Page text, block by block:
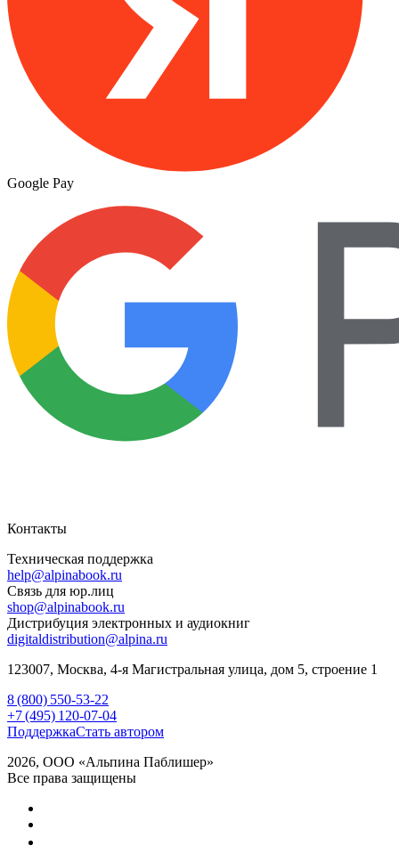
Google Pay
Контакты
Техническая поддержка
help@alpinabook.ru
Связь для юр.лиц
shop@alpinabook.ru
Дистрибуция электронных и аудиокниг
digitaldistribution@alpina.ru
123007, Москва, 4-я Магистральная улица, дом 5, строение 1
8 (800) 550-53-22
+7 (495) 120-07-04
ПоддержкаСтать автором
2026, ООО «Альпина Паблишер»
Все права защищены